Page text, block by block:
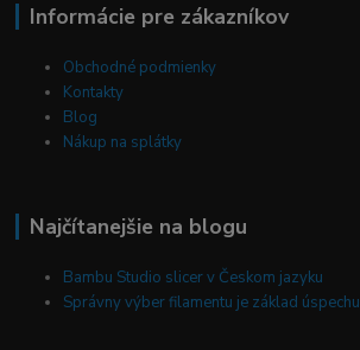
Informácie pre zákazníkov
Obchodné podmienky
Kontakty
Blog
Nákup na splátky
Najčítanejšie na blogu
Bambu Studio slicer v Českom jazyku
Správny výber filamentu je základ úspechu